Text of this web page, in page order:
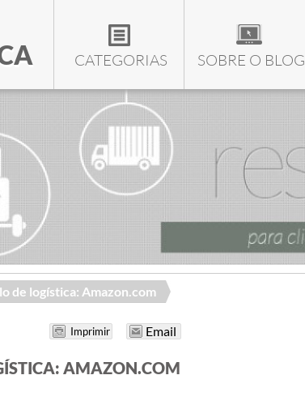
CATEGORIAS SOBRE O BLOG
de logística: Amazon.com
Email
AMAZON.COM